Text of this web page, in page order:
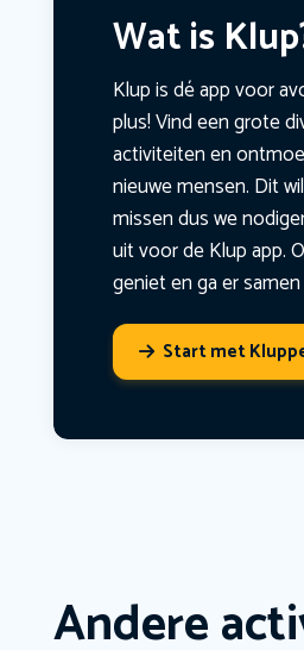
Wat is
Klup is dé app voor
plus! Vind een grote
activiteiten en
nieuwe mensen. Dit
missen dus we
uit voor de Klup app.
geniet en ga er
Start met
Andere